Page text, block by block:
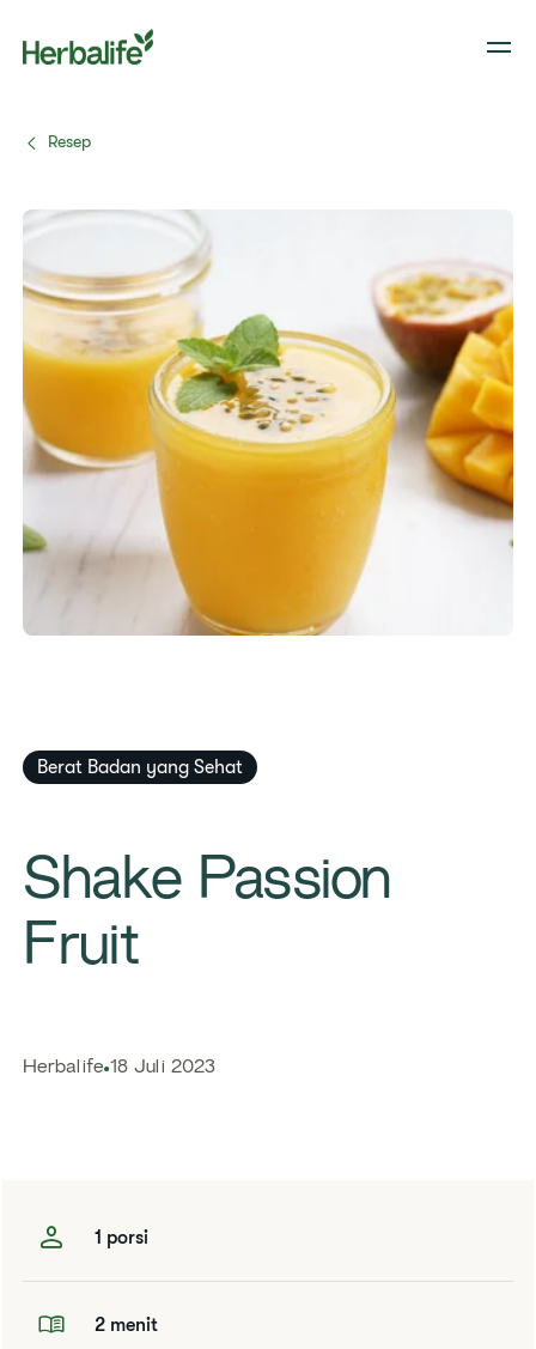
Resep
Berat Badan yang Sehat
Shake Passion
Fruit
Herbalife 18 Juli 2023
1 porsi
2 menit